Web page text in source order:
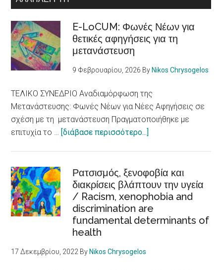
E-LoCUM: Φωνές Νέων για
θετικές αφηγήσεις για τη
μετανάστευση
9 Φεβρουαρίου, 2026 By Nikos Chrysogelos
ΤΕΛΙΚΟ ΣΥΝΕΔΡΙΟ Αναδιαμόρφωση της
Μετανάστευσης: Φωνές Νέων για Νέες Αφηγήσεις σε
σχέση με τη μετανάστευση Πραγματοποιήθηκε με
επιτυχία το … [διάβασε περισσότερο...]
Φωνές
Νέων
για
θετικές
αφηγήσεις
Ρατσισμός, ξενοφοβία και
διακρίσεις βλάπτουν την υγεία
/ Racism, xenophobia and
discrimination are
fundamental determinants of
health
17 Δεκεμβρίου, 2022 By Nikos Chrysogelos